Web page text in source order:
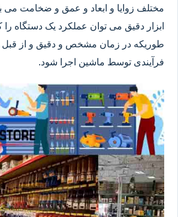
مختلف زوایا و ابعاد و عمق و ضخامت می
ابزار دقیق می توان عملکرد یک دستگاه را
طوریکه در زمان مشخص و دقیق و از
فرآیندی توسط ماشین اجرا شود.